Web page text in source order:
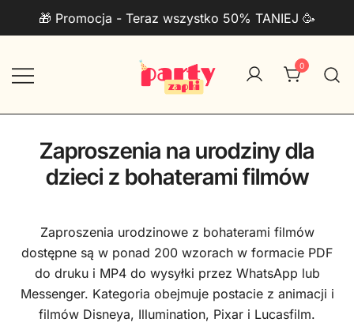
Przejdź
🎁 Promocja - Teraz wszystko 50% TANIEJ 🥳
PartyZAPKI
0
Zaproszenia na urodziny dla
dzieci z bohaterami filmów
Zaproszenia urodzinowe z bohaterami filmów
dostępne są w ponad 200 wzorach w formacie PDF
do druku i MP4 do wysyłki przez WhatsApp lub
Messenger. Kategoria obejmuje postacie z animacji i
filmów Disneya, Illumination, Pixar i Lucasfilm.